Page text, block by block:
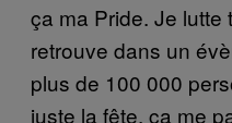
ça ma Pride. Je lutte
retrouve dans un
plus de 100 000
juste la fête, ça me